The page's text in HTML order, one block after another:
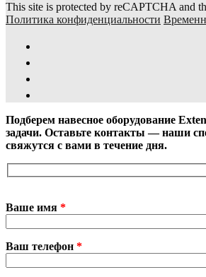
This site is protected by reCAPTCHA and
Политика конфиденциальности
Подберем навесное оборудование
задачи. Оставьте контакты — наши
свяжутся с вами в течение дня.
Ваше имя *
Ваш телефон *